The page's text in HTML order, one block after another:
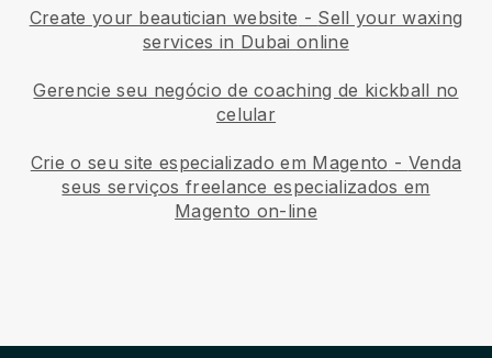
Create your beautician website - Sell your waxing
services in Dubai online
Gerencie seu negócio de coaching de kickball no
celular
Crie o seu site especializado em Magento - Venda
seus serviços freelance especializados em
Magento on-line